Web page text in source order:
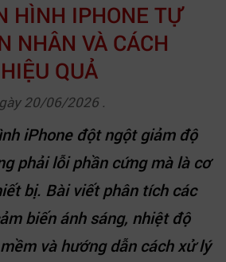
HÌNH IPHONE TỰ
NHÂN VÀ CÁCH
QUẢ
20/06/2026 .
iPhone đột ngột giảm độ
phải lỗi phần cứng mà là cơ
bị. Bài viết phân tích các
biến ánh sáng, nhiệt độ
và hướng dẫn cách xử lý